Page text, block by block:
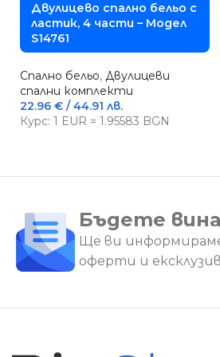
Двулицево спално бельо с
ластик, 4 части – Модел
S14761
Спално бельо, Двулицеви
спални комплекти
22.96 € / 44.91 лв.
Курс: 1 EUR = 1.95583 BGN
Бъдете
Ще ви
оферти и